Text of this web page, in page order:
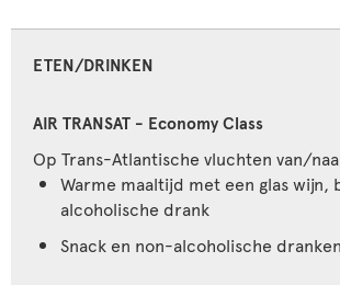
ETEN/DRINKEN
Op Trans-Atlantische vluchten van/
Warme maaltijd met een glas wijn,
alcoholische drank
Snack en non-alcoholische dranken